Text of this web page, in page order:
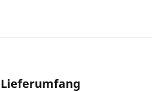
Lieferumfang